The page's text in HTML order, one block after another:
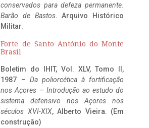
conservados para defeza permanente.
Barão de Bastos. Arquivo Histórico
Militar.
Forte de Santo António do Monte
Brasil
Boletim do IHIT, Vol. XLV, Tomo II,
1987 – Da poliorcética à fortificação
nos Açores – Introdução ao estudo do
sistema defensivo nos Açores nos
séculos XVI-XIX, Alberto Vieira. (Em
construção)